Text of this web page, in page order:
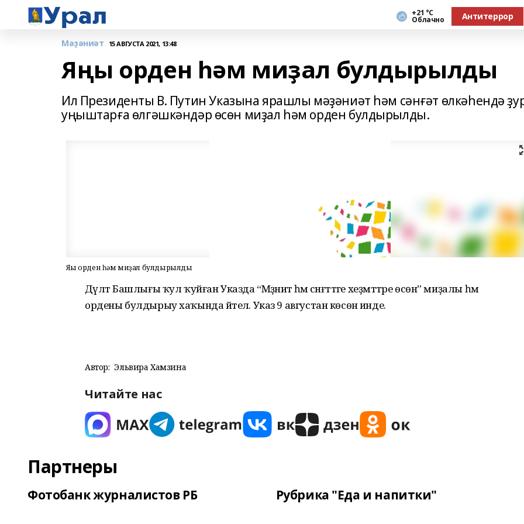
+21 °С
Облачно Антитеррор
Мәҙәниәт 15 АВГУСТА 2021, 13:48
Яңы орден һәм миҙал булдырылды
Ил Президенты В. Путин Указына ярашлы мәҙәниәт һәм сәнғәт өлкәһендә
уңыштарға өлгәшкәндәр өсөн миҙал һәм орден булдырылды.
Яңы орден һәм миҙал булдырылды
Дәүләт Башлығы ҡул ҡуйған Указда “Мәҙәниәт һәм сәнғәттәге хеҙмәттәре өсөн” миҙалы һәм
ордены булдырыу хаҡында әйтелә. Указ 9 августан көсөнә инде.
Автор: Эльвира Хамзина
Читайте нас
Партнеры
Фотобанк журналистов РБ Рубрика "Еда и напитки"